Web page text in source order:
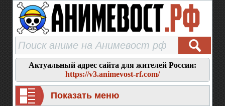
Актуальный адрес сайта для жителей России:
https://v3.animevost-rf.com/
Показать меню